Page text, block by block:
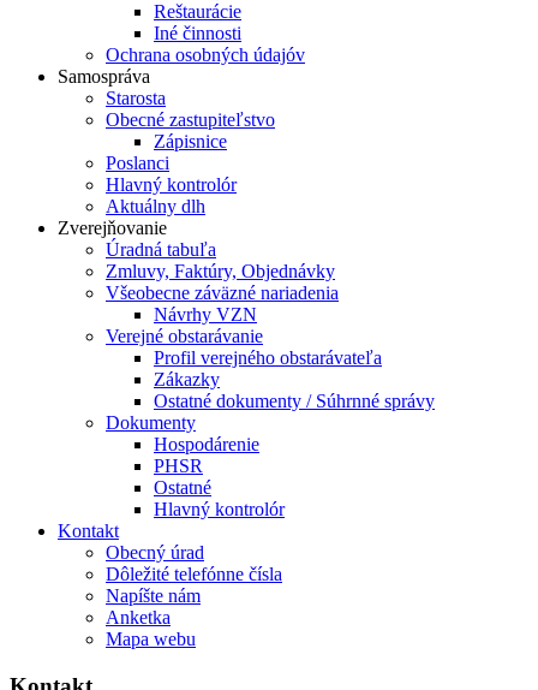
Reštaurácie
Iné činnosti
Ochrana osobných údajóv
Samospráva
Starosta
Obecné zastupiteľstvo
Zápisnice
Poslanci
Hlavný kontrolór
Aktuálny dlh
Zverejňovanie
Úradná tabuľa
Zmluvy, Faktúry, Objednávky
Všeobecne záväzné nariadenia
Návrhy VZN
Verejné obstarávanie
Profil verejného obstarávateľa
Zákazky
Ostatné dokumenty / Súhrnné správy
Dokumenty
Hospodárenie
PHSR
Ostatné
Hlavný kontrolór
Kontakt
Obecný úrad
Dôležité telefónne čísla
Napíšte nám
Anketka
Mapa webu